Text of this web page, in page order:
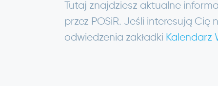
Tutaj znajdziesz aktualne
przez POSiR. Jeśli interesują
odwiedzenia zakładki Kalendarz